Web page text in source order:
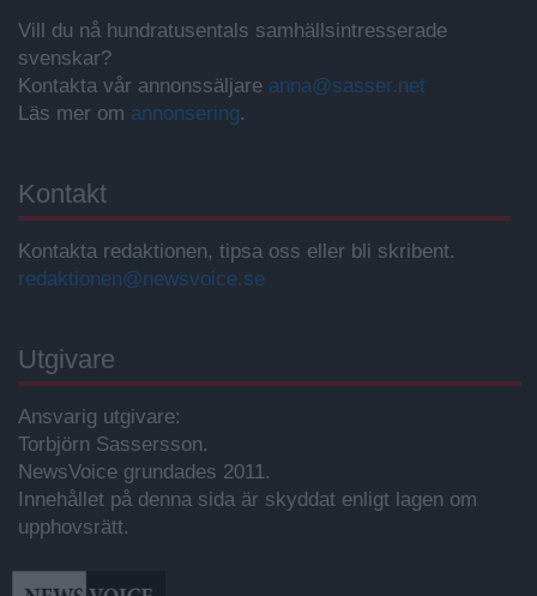
Vill du nå hundratusentals samhällsintresserade
svenskar?
Kontakta vår annonssäljare anna@sasser.net
Läs mer om annonsering.
Kontakt
Kontakta redaktionen, tipsa oss eller bli skribent.
redaktionen@newsvoice.se
Utgivare
Ansvarig utgivare:
Torbjörn Sassersson.
NewsVoice grundades 2011.
Innehållet på denna sida är skyddat enligt lagen om
upphovsrätt.